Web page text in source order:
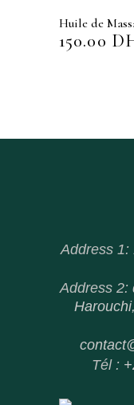
Huile de
150.00
Address 1:
Address 2:
Tél :